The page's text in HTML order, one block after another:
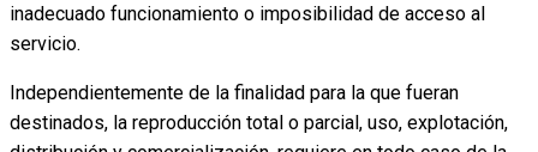
inadecuado funcionamiento o imposibilidad de acceso al
servicio.
Independientemente de la finalidad para la que fueran
destinados, la reproducción total o parcial, uso, explotación,